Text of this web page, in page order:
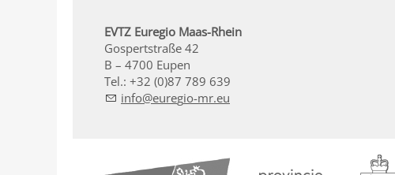
EVTZ Euregio Maas-Rhein
Gospertstraße 42
B – 4700 Eupen
Tel.: +32 (0)87 789 639
nf
r g -mr